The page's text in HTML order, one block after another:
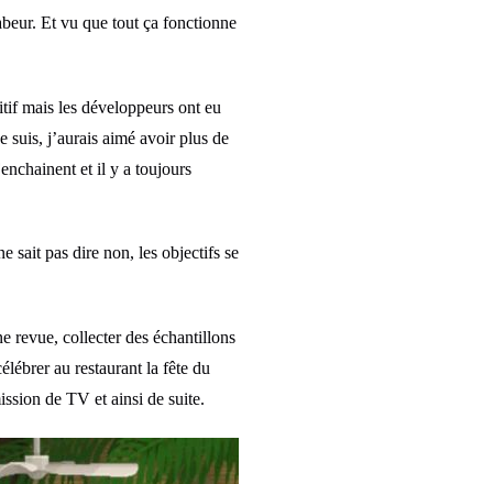
Et vu que tout ça fonctionne
mais les développeurs ont eu
suis, j’aurais aimé avoir plus de
et il y a toujours
sait pas dire non, les objectifs se
revue, collecter des échantillons
au restaurant la fête du
de TV et ainsi de suite.